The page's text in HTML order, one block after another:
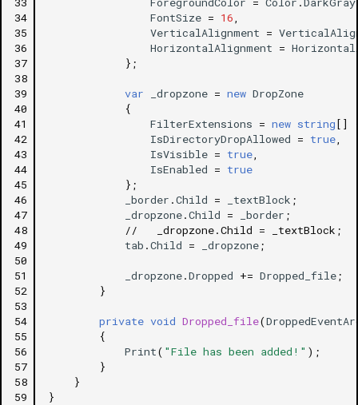
34
35
36
37
38
39
40
41
42
43
44
45
46
47
48
49
50
51
52
53
54
55
56
57
58
59
FontSize = 16
VerticalAlignment =
HorizontalAlignment =
};
var _dropzone = new DropZone
{
FilterExtensions = new string[]
IsDirectoryDropAllowed = true
IsVisible = true
IsEnabled = true
};
_border .Child = _textBlock ;
_dropzone.Child = _border ;
//   _dropzone.Child = _textBlock;
tab .Child = _dropzone ;
_dropzone.Dropped += Dropped_file ;
}
private void Dropped_file(
{
Print( "File has been added!" );
}
}
}